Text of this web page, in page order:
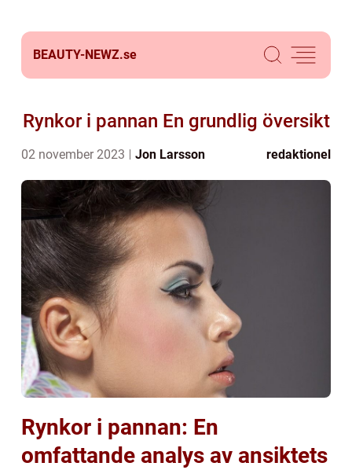
BEAUTY-NEWZ.se
Rynkor i pannan En grundlig översikt
02 november 2023 Jon Larsson redaktionel
Rynkor i pannan: En
omfattande analys av ansiktets